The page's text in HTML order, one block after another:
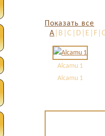
Показать все
A
Alcamu 1
Alcamu 1